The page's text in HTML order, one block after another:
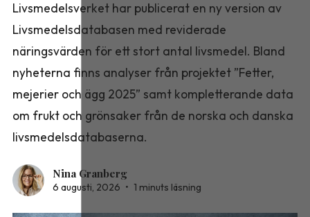
Livsmedelsverket har publicerat en ny version av
Livsmedelsdatabasen med reviderade
näringsvärden för ett stort antal livsmedel. Bland
nyheterna finns analyser från projektet ”Fetter,
mejerier och ägg 2025” samt kompletterande data
om frukt och grönsaker från de norska och danska
livsmedelsdatabaserna.
Nina Granberg
6 augusti, 2026 • 1 minuts läsning